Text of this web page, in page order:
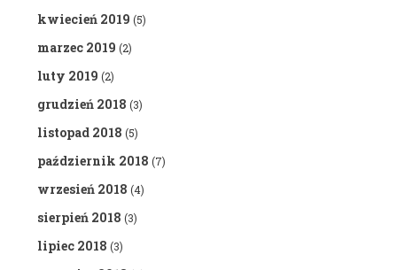
kwiecień 2019 (5)
marzec 2019 (2)
luty 2019 (2)
grudzień 2018 (3)
listopad 2018 (5)
październik 2018 (7)
wrzesień 2018 (4)
sierpień 2018 (3)
lipiec 2018 (3)